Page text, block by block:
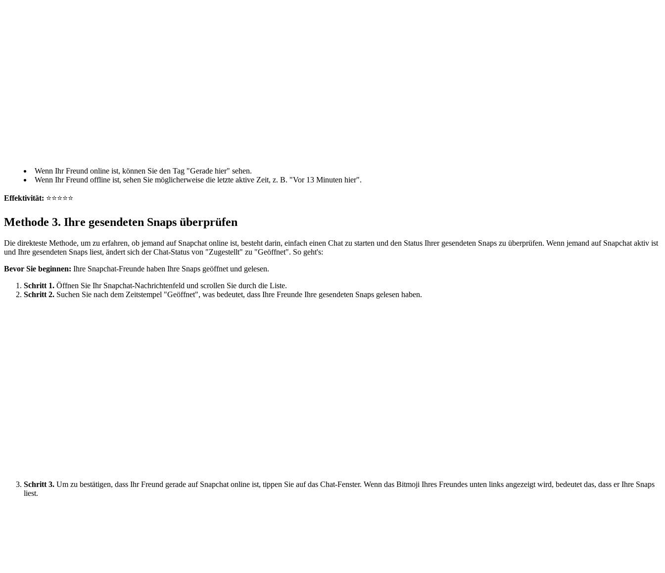
Wenn Ihr Freund online ist, können Sie den Tag "Gerade hier" sehen.
Wenn Ihr Freund offline ist, sehen Sie möglicherweise die letzte aktive Zeit, z. B. "Vor 13 Minuten hier".
Effektivität: ⭐⭐⭐⭐⭐
Methode 3. Ihre gesendeten Snaps überprüfen
Die direkteste Methode, um zu erfahren, ob jemand auf Snapchat online ist, besteht darin, einfach einen Chat zu starten und den Status Ihrer gesendeten Snaps zu überprüfen. Wenn jemand auf Snapchat aktiv ist
und Ihre gesendeten Snaps liest, ändert sich der Chat-Status von "Zugestellt" zu "Geöffnet". So geht's:
Bevor Sie beginnen: Ihre Snapchat-Freunde haben Ihre Snaps geöffnet und gelesen.
Schritt 1. Öffnen Sie Ihr Snapchat-Nachrichtenfeld und scrollen Sie durch die Liste.
Schritt 2. Suchen Sie nach dem Zeitstempel "Geöffnet", was bedeutet, dass Ihre Freunde Ihre gesendeten Snaps gelesen haben.
Schritt 3. Um zu bestätigen, dass Ihr Freund gerade auf Snapchat online ist, tippen Sie auf das Chat-Fenster. Wenn das Bitmoji Ihres Freundes unten links angezeigt wird, bedeutet das, dass er Ihre Snaps
liest.